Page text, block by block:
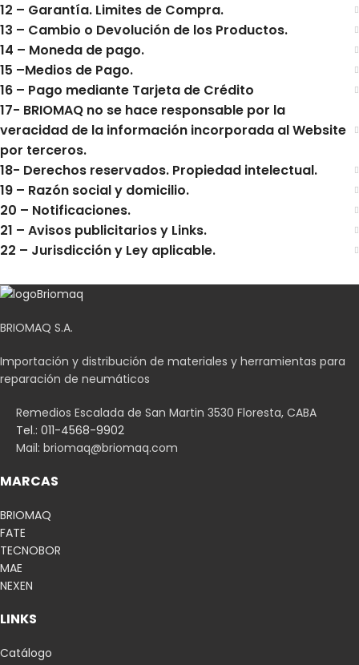
12 – Garantía. Limites de Compra.
13 – Cambio o Devolución de los Productos.
14 – Moneda de pago.
15 –Medios de Pago.
16 – Pago mediante Tarjeta de Crédito
17- BRIOMAQ no se hace responsable por la
veracidad de la información incorporada al Website
por terceros.
18- Derechos reservados. Propiedad intelectual.
19 – Razón social y domicilio.
20 – Notificaciones.
21 – Avisos publicitarios y Links.
22 – Jurisdicción y Ley aplicable.
BRIOMAQ S.A.
Importación y distribución de materiales y herramientas para
reparación de neumáticos
Remedios Escalada de San Martin 3530 Floresta, CABA
Tel.: 011-4568-9902
Mail: briomaq@briomaq.com
MARCAS
BRIOMAQ
FATE
TECNOBOR
MAE
NEXEN
LINKS
Catálogo